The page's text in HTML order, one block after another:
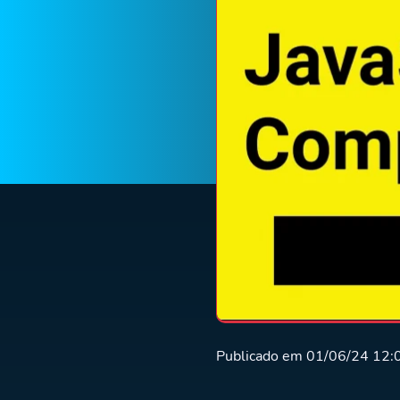
Publicado em 01/06/24